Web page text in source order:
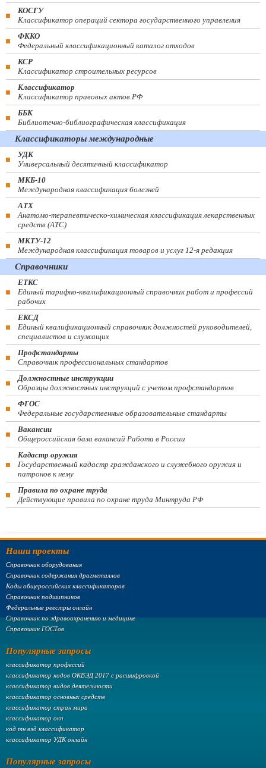
КОСГУ
Классификатор операций сектора государственного управления
ФККО
Федеральный классификационный каталог отходов
КСР
Классификатор строительных ресурсов
Классификатор
Классификатор правовых актов РФ
ББК
Библиотечно-библиографическая классификация
Классификаторы международные
УДК
Универсальный десятичный классификатор
МКБ-10
Международная классификация болезней
АТХ
Анатомо-терапевтическо-химическая классификация лекарственных
средств (ATC)
МКТУ-12
Международная классификация товаров и услуг 12-я редакция
Справочники
ЕТКС
Единый тарифно-квалификационный справочник работ и профессий
рабочих
ЕКСД
Единый квалификационный справочник должностей руководителей,
специалистов и служащих
Профстандарты
Справочник профессиональных стандартов
Должностные инструкции
Образцы должностных инструкций с учетом профстандартов
ФГОС
Федеральные государственные образовательные стандарты
Вакансии
Общероссийская база вакансий Работа в России
Кадастр оружия
Государственный кадастр гражданского и служебного оружия и
патронов к нему
Правила по охране труда
Действующие правила по охране труда Минтруда РФ
Наши проекты
Справочник оборудования
Справочник содержания драгметаллов
Коды общероссийских классификаторов
Справочник подшипников
Федеральные реестры онлайн
Справочник по здравоохранению и медицине
Справочник ГОСТов
Популярные запросы
классификатор профессий
классификатор кодов ОКВЭД 2017 с расшифровкой
классификатор видов деятельности
классификатор основных средств
классификатор стран мира
классификатор окп
код тн вэд классификатор
классификатор УДК онлайн
Популярные запросы